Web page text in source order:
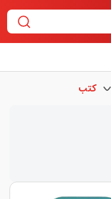
كتب